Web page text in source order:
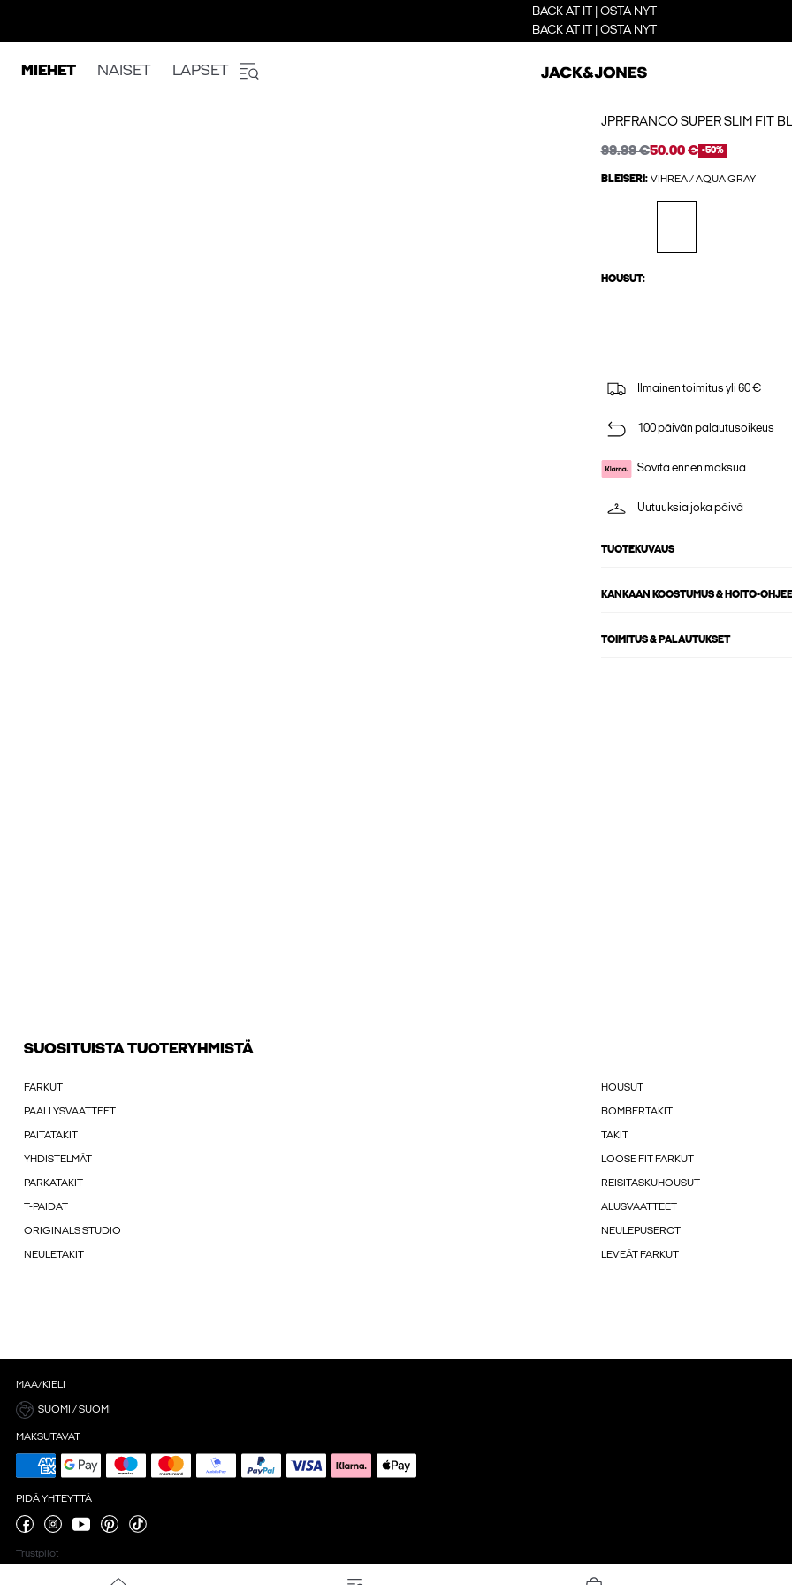
BACK AT IT | OSTA NYT
BACK AT IT | OSTA NYT
MIEHET NAISET LAPSET
JPRFRANCO SUPER SLIM FIT
99.99 €50.00 € -50%
BLEISERI: VIHREA / AQUA GRAY
HOUSUT:
Ilmainen toimitus yli 60 €
100 päivän palautusoikeus
Sovita ennen maksua
Uutuuksia joka päivä
TUOTEKUVAUS
KANKAAN KOOSTUMUS & HOITO-
TOIMITUS & PALAUTUKSET
SUOSITUISTA TUOTERYHMISTÄ
FARKUT HOUSUT
PÄÄLLYSVAATTEET BOMBERTAKIT
PAITATAKIT TAKIT
YHDISTELMÄT LOOSE FIT FARKUT
PARKATAKIT REISITASKUHOUSUT
T-PAIDAT ALUSVAATTEET
ORIGINALS STUDIO NEULEPUSEROT
NEULETAKIT LEVEÄT FARKUT
MAA/KIELI
SUOMI / SUOMI
MAKSUTAVAT
PIDÄ YHTEYTTÄ
Trustpilot